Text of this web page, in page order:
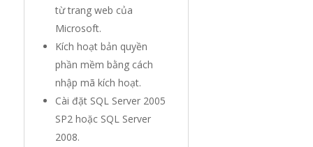
từ trang web của
Microsoft.
Kích hoạt bản quyền
phần mềm bằng cách
nhập mã kích hoạt.
Cài đặt SQL Server 2005
SP2 hoặc SQL Server
2008.